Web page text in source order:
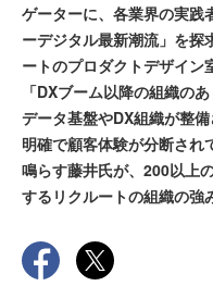
ゲーターに、各業界の実践
ーデジタル最新潮流」を探
ートのプロダクトデザイン
「DXブーム以降の組織の
データ基盤やDX組織が整
明確で顧客体験が分断され
鳴らす藤井氏が、200以上
するリクルートの組織の強